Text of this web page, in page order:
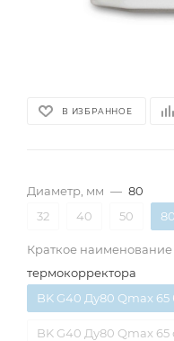
В ИЗБРАННОЕ
Диаметр, мм — 80
32
40 50 80
Краткое наименование
термокорректора
BK G40 Ду80 Qmax
BK G40 Ду80 Qmax